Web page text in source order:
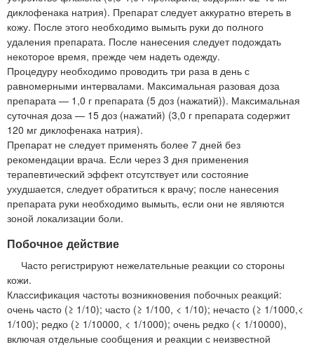
диклофенака натрия). Препарат следует аккуратно втереть в
кожу. После этого необходимо вымыть руки до полного
удаления препарата. После нанесения следует подождать
некоторое время, прежде чем надеть одежду.
Процедуру необходимо проводить три раза в день с
равномерными интервалами. Максимальная разовая доза
препарата — 1,0 г препарата (5 доз (нажатий)). Максимальная
суточная доза — 15 доз (нажатий) (3,0 г препарата содержит
120 мг диклофенака натрия).
Препарат не следует применять более 7 дней без
рекомендации врача. Если через 3 дня применения
терапевтический эффект отсутствует или состояние
ухудшается, следует обратиться к врачу; после нанесения
препарата руки необходимо вымыть, если они не являются
зоной локализации боли.
Побочное действие
Часто регистрируют нежелательные реакции со стороны
кожи.
Классификация частоты возникновения побочных реакций:
очень часто (≥ 1/10); часто (≥ 1/100, < 1/10); нечасто (≥ 1/1000,<
1/100); редко (≥ 1/10000, < 1/1000); очень редко (< 1/10000),
включая отдельные сообщения и реакции с неизвестной